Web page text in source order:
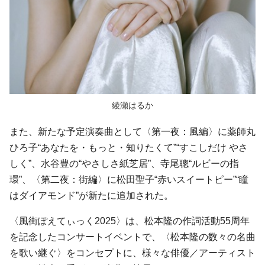
綾瀬はるか
また、新たな予定演奏曲として〈第一夜：風編〉に薬師丸
ひろ子“あなたを・もっと・知りたくて”“すこしだけ やさ
しく”、水谷豊の“やさしさ紙芝居”、寺尾聰“ルビーの指
環”、〈第二夜：街編〉に松田聖子“赤いスイートピー”“瞳
はダイアモンド”が新たに追加された。
〈風街ぽえてぃっく2025〉は、松本隆の作詞活動55周年
を記念したコンサートイベントで、〈松本隆の数々の名曲
を歌い継ぐ〉をコンセプトに、様々な俳優／アーティスト